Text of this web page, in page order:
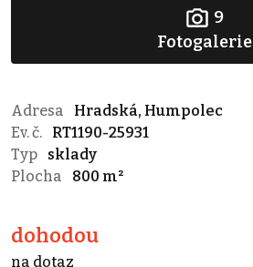
9
Fotogalerie
Adresa
Hradská, Humpolec
Ev. č.
RT1190-25931
Typ
sklady
Plocha
800 m²
dohodou
na dotaz